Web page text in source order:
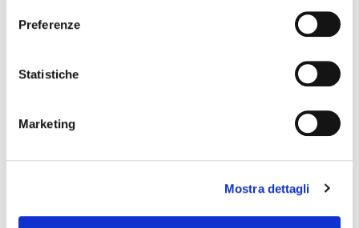
Preferenze
Statistiche
Marketing
Mostra dettagli